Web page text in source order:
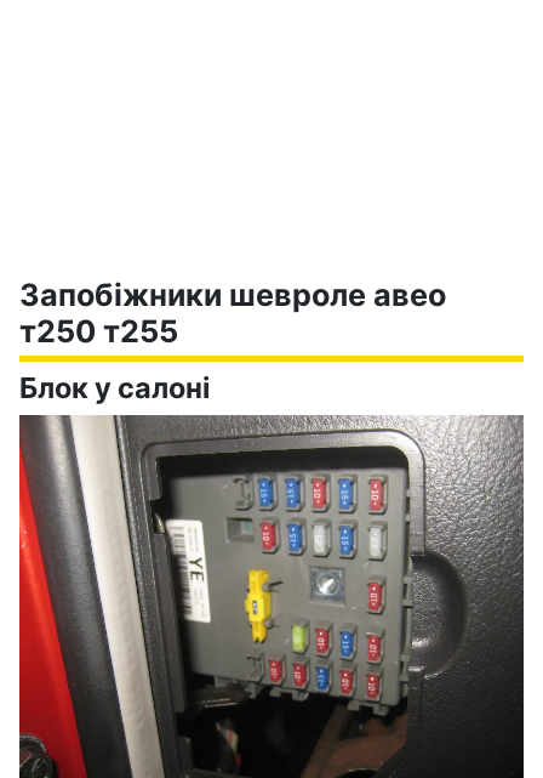
Запобіжники шевроле авео
т250 т255
Блок у салоні